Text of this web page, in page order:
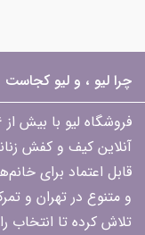
چرا لیو ، و لیو کجاست
آنلاین کیف و کفش
قابل اعتماد برای
و متنوع در تهران و
تلاش کرده تا انتخاب